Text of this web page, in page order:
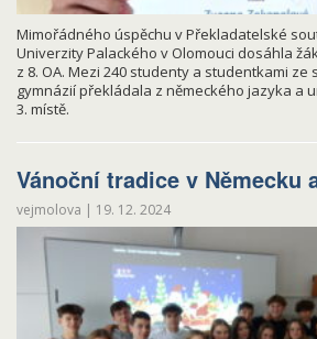
Mimořádného úspěchu v Překladatelské
Univerzity Palackého v Olomouci dosáhla
z 8. OA. Mezi 240 studenty a studentkami ze
gymnázií překládala z německého jazyka a
3. místě.
Vánoční tradice v Německu
vejmolova | 19. 12. 2024